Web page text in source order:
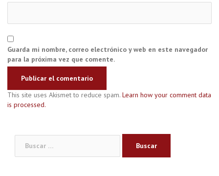
Guarda mi nombre, correo electrónico y web en este navegador
para la próxima vez que comente.
This site uses Akismet to reduce spam. Learn how your comment data
is processed.